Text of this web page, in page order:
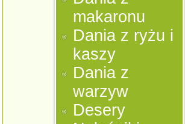
makaronu
Dania z ryżu i
kaszy
Dania z
warzyw
Desery